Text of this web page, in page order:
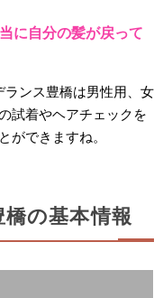
に自分の髪が戻って
ランス豊橋は男性用、女
試着やヘアチェックを
ができますね。
の基本情報